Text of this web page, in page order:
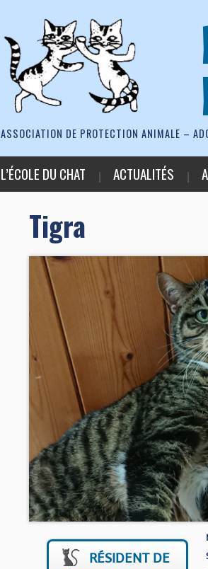
ASSOCIATION DE PROTECTION ANIMALE –
L’ÉCOLE DU CHAT ACTUALITÉS
Tigra
RÉSIDENT DE